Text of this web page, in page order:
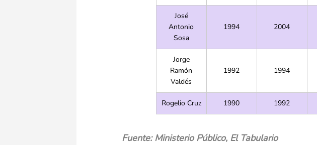
José
Antonio
Sosa
1994 2004
Jorge
Ramón
Valdés
1992 1994
Rogelio Cruz 1990 1992
Fuente: Ministerio Público, El Tabulario